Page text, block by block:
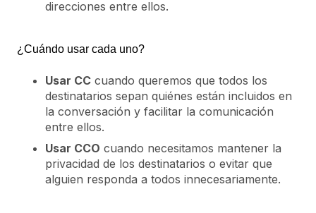
direcciones entre ellos.
¿Cuándo usar cada uno?
Usar CC cuando queremos que todos los
destinatarios sepan quiénes están incluidos en
la conversación y facilitar la comunicación
entre ellos.
Usar CCO cuando necesitamos mantener la
privacidad de los destinatarios o evitar que
alguien responda a todos innecesariamente.